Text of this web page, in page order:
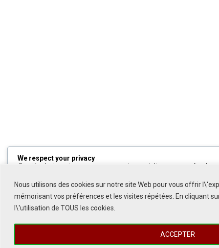
Nous utilisons des cookies sur notre site Web pour vous offrir
mémorisant vos préférences et les visites répétées. En cliquant
l\'utilisation de TOUS les cookies.
ACCEPTER
We respect your privacy
Cookies help us improve your experience, deliver personalized
Allto decline non-essential cookies.
Reject All